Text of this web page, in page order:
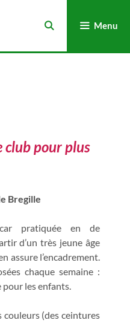
Menu
clubpour plus
Bregille
pratiquée en de
d’un très jeune âge
assure l’encadrement.
chaque semaine :
pour les enfants.
couleurs (des ceintures